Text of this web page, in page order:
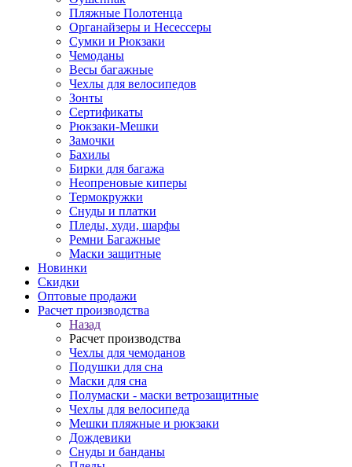
Пляжные Полотенца
Органайзеры и Несессеры
Сумки и Рюкзаки
Чемоданы
Весы багажные
Чехлы для велосипедов
Зонты
Сертификаты
Рюкзаки-Мешки
Замочки
Бахилы
Бирки для багажа
Неопреновые киперы
Термокружки
Снуды и платки
Пледы, худи, шарфы
Ремни Багажные
Маски защитные
Новинки
Скидки
Оптовые продажи
Расчет производства
Назад
Расчет производства
Чехлы для чемоданов
Подушки для сна
Маски для сна
Полумаски - маски ветрозащитные
Чехлы для велосипеда
Мешки пляжные и рюкзаки
Дождевики
Снуды и банданы